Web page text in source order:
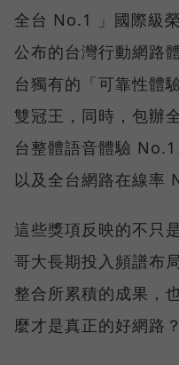
全台 No.1 」國際級
公布的台灣行動網路
台獨有的「可靠性體
雙冠王，同時，包辦
台整體語音體驗
以及全台網路在線率
這些獎項反映的不只
哥大長期投入頻譜布
整合所累積的成果，
麼才是真正的好網路？